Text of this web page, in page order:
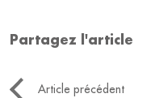
Partagez l'article
Article précédent